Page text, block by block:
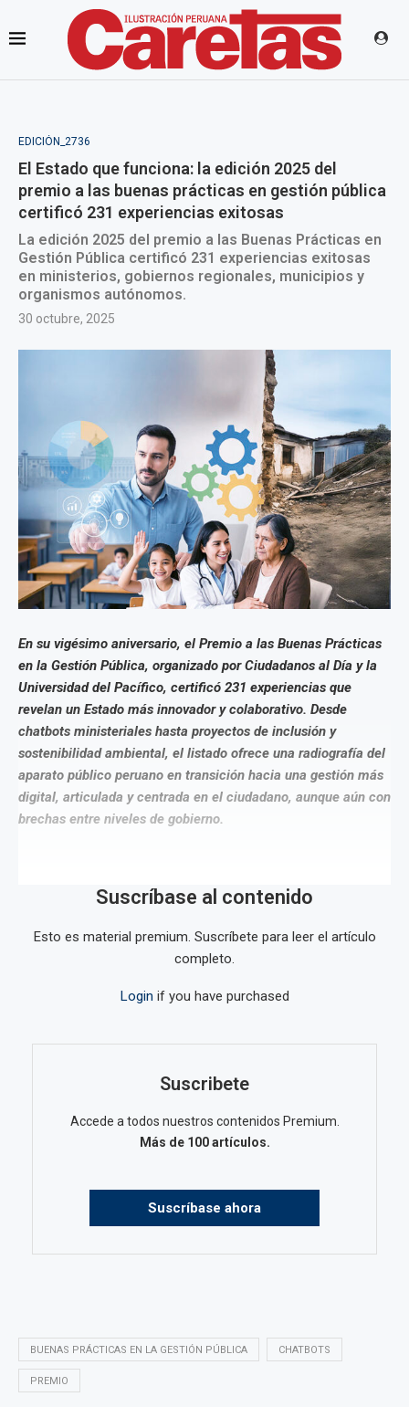
EDICIÓN_2736
El Estado que funciona: la edición 2025 del
premio a las buenas prácticas en gestión pública
certificó 231 experiencias exitosas
La edición 2025 del premio a las Buenas Prácticas en
Gestión Pública certificó 231 experiencias exitosas
en ministerios, gobiernos regionales, municipios y
organismos autónomos.
30 octubre, 2025
En su vigésimo aniversario, el Premio a las Buenas Prácticas
en la Gestión Pública, organizado por Ciudadanos al Día y la
Universidad del Pacífico, certificó 231 experiencias que
revelan un Estado más innovador y colaborativo. Desde
chatbots ministeriales hasta proyectos de inclusión y
sostenibilidad ambiental, el listado ofrece una radiografía del
aparato público peruano en transición hacia una gestión más
digital, articulada y centrada en el ciudadano, aunque aún con
brechas entre niveles de gobierno.
Suscríbase al contenido
Esto es material premium. Suscríbete para leer el artículo
completo.
Login if you have purchased
Suscribete
Accede a todos nuestros contenidos Premium.
Más de 100 artículos.
Suscríbase ahora
BUENAS PRÁCTICAS EN LA GESTIÓN PÚBLICA CHATBOTS
PREMIO